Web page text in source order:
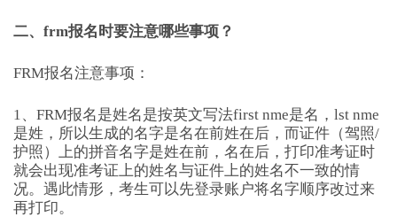
二、frm报名时要注意哪些事项？
FRM报名注意事项：
1、FRM报名是姓名是按英文写法first nme是名，lst nme
是姓，所以生成的名字是名在前姓在后，而证件（驾照/
护照）上的拼音名字是姓在前，名在后，打印准考证时
就会出现准考证上的姓名与证件上的姓名不一致的情
况。遇此情形，考生可以先登录账户将名字顺序改过来
再打印。